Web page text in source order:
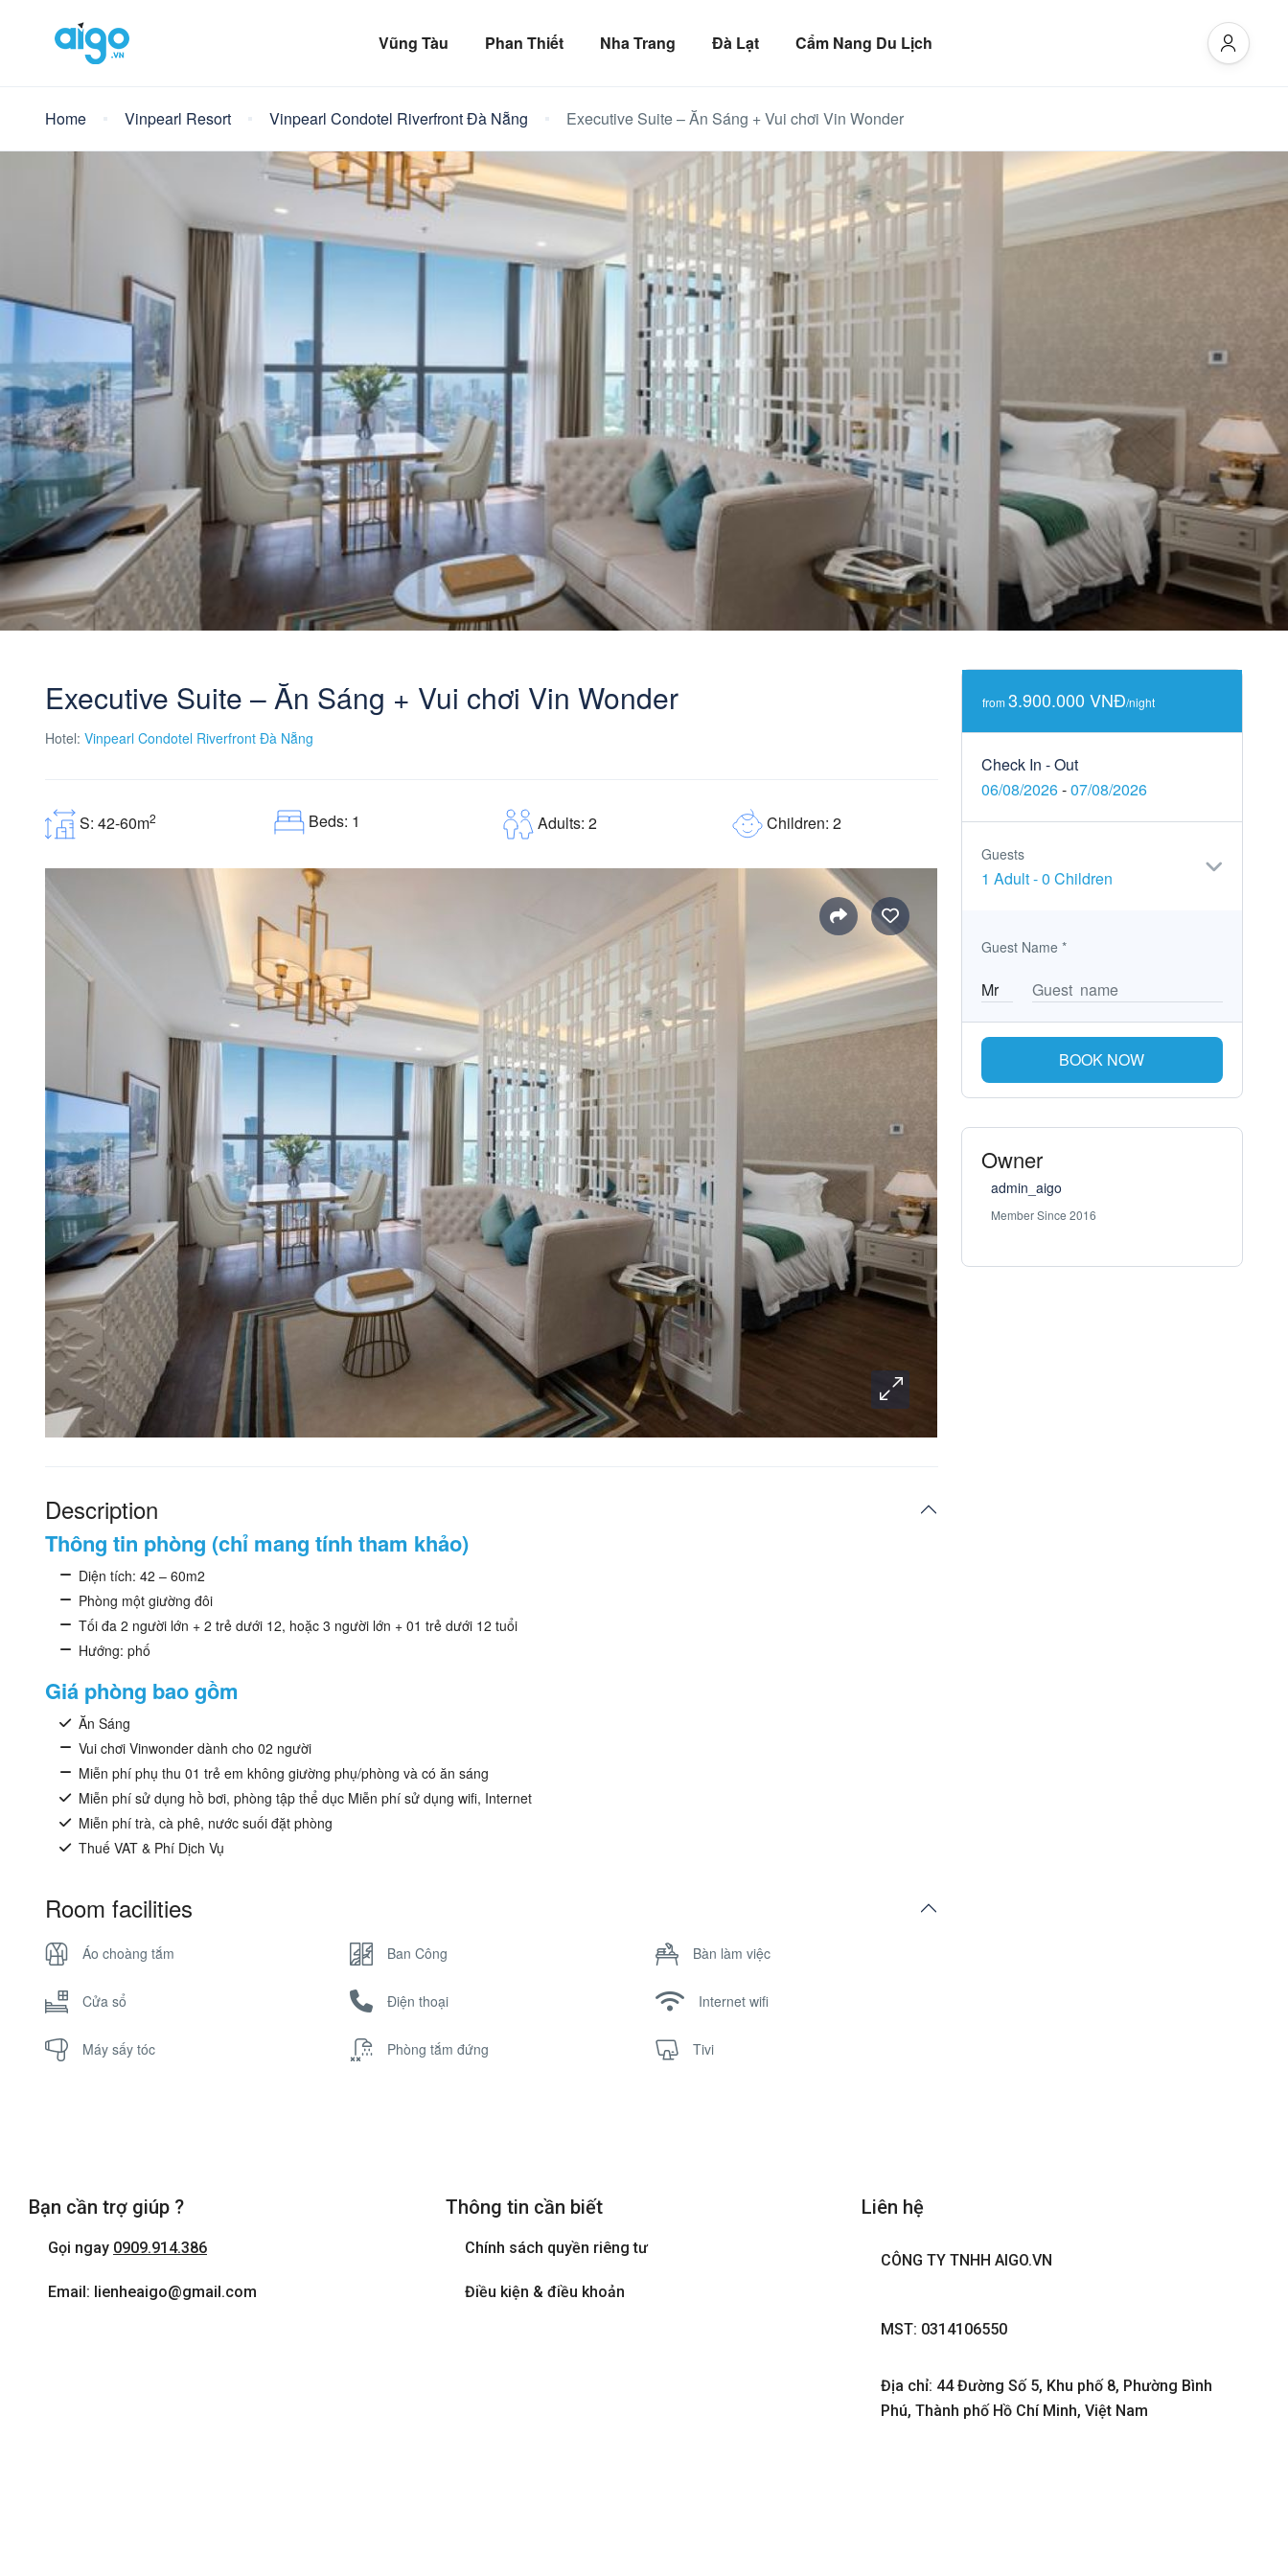
Vũng Tàu Phan Thiết Nha Trang Đà Lạt Cẩm Nang Du Lịch
Home Vinpearl Resort Vinpearl Condotel Riverfront Đà Nẵng Executive Suite – Ăn Sáng + Vui chơi Vin Wonder
Executive Suite – Ăn Sáng + Vui chơi Vin Wonder
Hotel: Vinpearl Condotel Riverfront Đà Nẵng
S: 42-60m2 Beds: 1 Adults: 2 Children: 2
Description
Thông tin phòng (chỉ mang tính tham khảo)
Diện tích: 42 – 60m2
Phòng một giường đôi
Tối đa 2 người lớn + 2 trẻ dưới 12, hoặc 3 người lớn + 01 trẻ dưới 12 tuổi
Hướng: phố
Giá phòng bao gồm
Ăn Sáng
Vui chơi Vinwonder dành cho 02 người
Miễn phí phụ thu 01 trẻ em không giường phụ/phòng và có ăn sáng
Miễn phí sử dụng hồ bơi, phòng tập thể dục Miễn phí sử dụng wifi, Internet
Miễn phí trà, cà phê, nước suối đặt phòng
Thuế VAT & Phí Dịch Vụ
Room facilities
Áo choàng tắm Ban Công Bàn làm việc
Cửa sổ Điện thoại Internet wifi
Máy sấy tóc Phòng tắm đứng Tivi
from 3.900.000 VNĐ/night
Check In - Out
06/08/2026-07/08/2026
Guests
1 Adult-0 Children
Guest Name *
BOOK NOW
Owner
admin_aigo
Member Since 2016
Bạn cần trợ giúp ?
Gọi ngay 0909.914.386
Email: lienheaigo@gmail.com
Thông tin cần biết
Chính sách quyền riêng tư
Điều kiện & điều khoản
Liên hệ
CÔNG TY TNHH AIGO.VN
MST: 0314106550
Địa chỉ: 44 Đường Số 5, Khu phố 8, Phường Bình
Phú, Thành phố Hồ Chí Minh, Việt Nam